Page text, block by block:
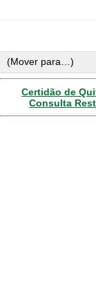
Certidão de
Consulta